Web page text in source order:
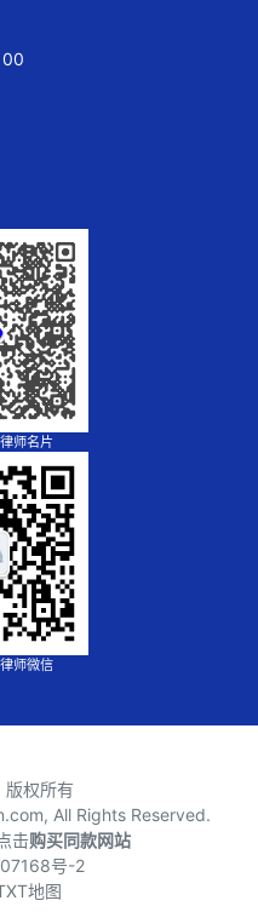
师名片
师微信
版权所有
All Rights Reserved.
击购买同款网站
号-2
地图